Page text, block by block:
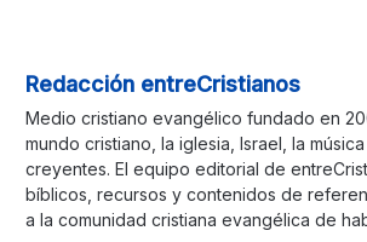
Redacción entreCristianos
Medio cristiano evangélico fundado en
mundo cristiano, la iglesia, Israel, la
creyentes. El equipo editorial de
bíblicos, recursos y contenidos de
a la comunidad cristiana evangélica de